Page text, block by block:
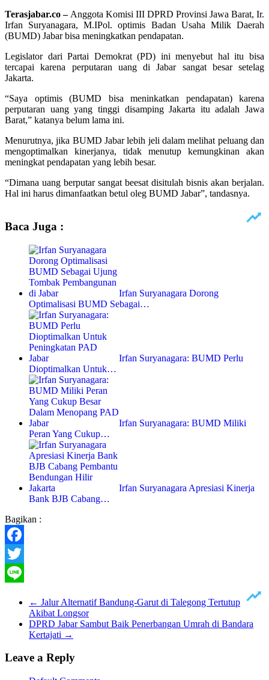
Terasjabar.co – Anggota Komisi III DPRD Provinsi Jawa Barat, Ir.
Irfan Suryanagara, M.IPol. optimis Badan Usaha Milik Daerah
(BUMD) Jabar bisa meningkatkan pendapatan.
Legislator dari Partai Demokrat (PD) ini menyebut hal itu bisa
tercapai karena perputaran uang di Jabar sangat besar setelag
Jakarta.
“Saya optimis (BUMD bisa meninkatkan pendapatan) karena
perputaran uang yang tinggi disamping Jakarta itu adalah Jawa
Barat,” katanya belum lama ini.
Menurutnya, jika BUMD Jabar lebih jeli dalam melihat peluang dan
mengoptimalkan kinerjanya, tidak menutup kemungkinan akan
meningkat pendapatan yang lebih besar.
“Dimana uang berputar sangat beesat disitulah bisnis akan berjalan.
Hal ini harus dimanfaatkan betul oleg BUMD Jabar”, tandasnya.
Baca Juga :
Irfan Suryanagara Dorong
Optimalisasi BUMD Sebagai…
Irfan Suryanagara: BUMD Perlu
Dioptimalkan Untuk…
Irfan Suryanagara: BUMD Miliki
Peran Yang Cukup…
Irfan Suryanagara Apresiasi Kinerja
Bank BJB Cabang…
Bagikan :
Facebook
Twitter
← Jalur Alternatif Bandung-Garut di Talegong Tertutup
Akibat Longsor
DPRD Jabar Sambut Baik Penerbangan Umrah di Bandara
Kertajati →
Leave a Reply